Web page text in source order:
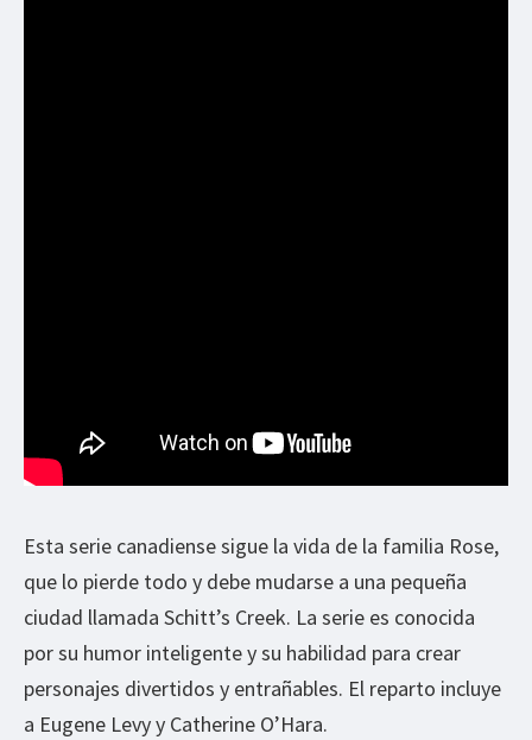
Esta serie canadiense sigue la vida de la familia Rose,
que lo pierde todo y debe mudarse a una pequeña
ciudad llamada Schitt’s Creek. La serie es conocida
por su humor inteligente y su habilidad para crear
personajes divertidos y entrañables. El reparto incluye
a Eugene Levy y Catherine O’Hara.